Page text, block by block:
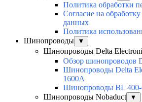
Политика обработки
Согласие на
данных
Политика
Шинопроводы
▼
Шинопроводы Delta
Обзор шинопроводов
Шинопроводы Delta
1600A
Шинопроводы BL
Шинопроводы Nobaduct
▼